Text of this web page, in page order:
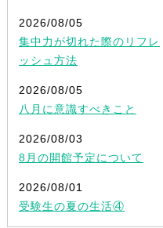
2026/08/05
集中力が切れた際のリフレ
ッシュ方法
2026/08/05
八月に意識すべきこと
2026/08/03
8月の開館予定について
2026/08/01
受験生の夏の生活④